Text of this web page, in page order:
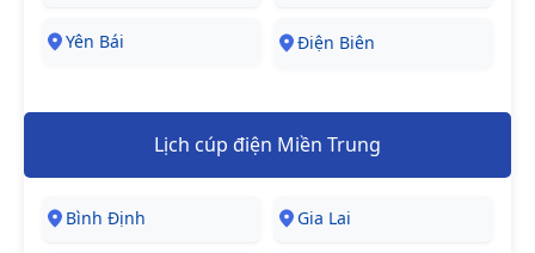
Yên Bái Điện Biên
Lịch cúp điện Miền Trung
Bình Định Gia Lai